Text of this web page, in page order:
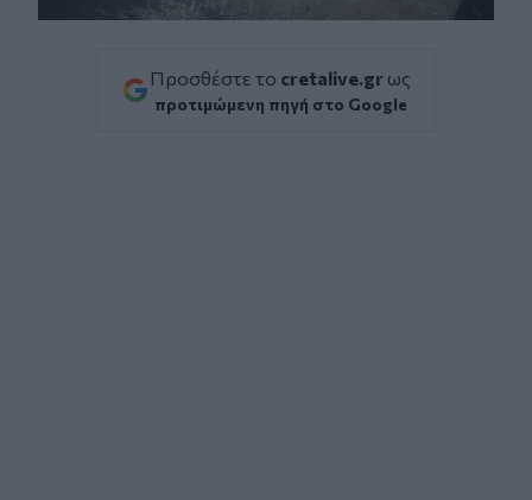
Προσθέστε το cretalive.gr ως
προτιμώμενη πηγή στο Google